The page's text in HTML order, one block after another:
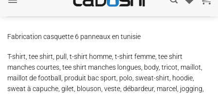
Fabrication casquette 6 panneaux en tunisie
T-shirt, tee shirt, pull, t-shirt homme, t-shirt femme, tee shirt
manches courtes, tee shirt manches longues, body, tricot, maillot,
maillot de football, produit bac sport, polo, sweat-shirt, hoodie,
sweat à capuche, gilet, blouson, veste, débardeur, marcel, jogging,